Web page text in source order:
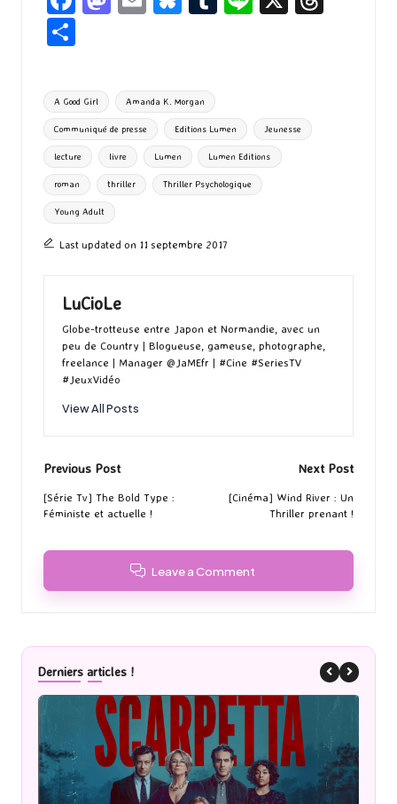
o
o
k
d
o
n
l
ky
r
ta
g
er
Tags:
A Good Girl Amanda K. Morgan
Communiqué de presse Editions Lumen Jeunesse
lecture livre Lumen Lumen Editions
roman thriller Thriller Psychologique
Young Adult
Last updated on 11 septembre 2017
LuCioLe
Globe-trotteuse entre Japon et Normandie, avec un
peu de Country | Blogueuse, gameuse, photographe,
freelance | Manager @JaMEfr | #Cine #SeriesTV
#JeuxVidéo
View All Posts
Post
navigation
Previous Post
[Série Tv] The Bold Type :
Féministe et actuelle !
Next Post
[Cinéma] Wind River : Un
Thriller prenant !
Leave a Comment
Derniers articles !